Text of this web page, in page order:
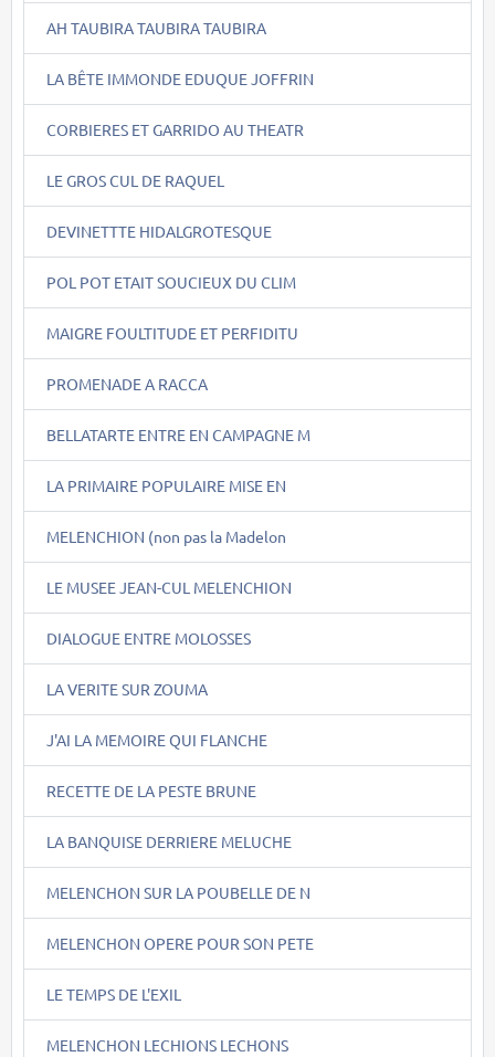
AH TAUBIRA TAUBIRA TAUBIRA
LA BÊTE IMMONDE EDUQUE JOFFRIN
CORBIERES ET GARRIDO AU THEATR
LE GROS CUL DE RAQUEL
DEVINETTTE HIDALGROTESQUE
POL POT ETAIT SOUCIEUX DU CLIM
MAIGRE FOULTITUDE ET PERFIDITU
PROMENADE A RACCA
BELLATARTE ENTRE EN CAMPAGNE M
LA PRIMAIRE POPULAIRE MISE EN
MELENCHION (non pas la Madelon
LE MUSEE JEAN-CUL MELENCHION
DIALOGUE ENTRE MOLOSSES
LA VERITE SUR ZOUMA
J'AI LA MEMOIRE QUI FLANCHE
RECETTE DE LA PESTE BRUNE
LA BANQUISE DERRIERE MELUCHE
MELENCHON SUR LA POUBELLE DE N
MELENCHON OPERE POUR SON PETE
LE TEMPS DE L'EXIL
MELENCHON LECHIONS LECHONS